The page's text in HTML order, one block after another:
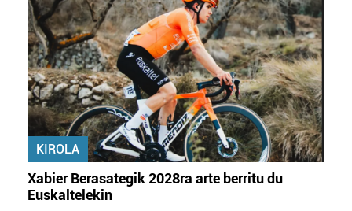
KIROLA
Xabier Berasategik 2028ra arte berritu du
Euskaltelekin